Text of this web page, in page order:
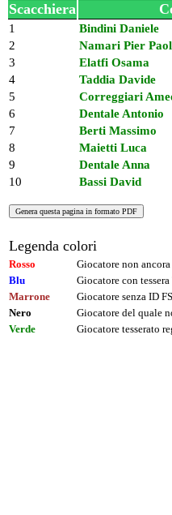
Scacchiera
1 Bindini Daniele
2
Namari Pier
3
Elatfi Osama
4
Taddia Davide
5
Correggiari
6
Dentale Antonio
7
Berti Massimo
8
Maietti Luca
9
Dentale Anna
10
Bassi David
Legenda colori
Rosso
Giocatore non ancora
Blu
Giocatore con
Marrone
Giocatore senza ID
Nero
Giocatore del quale
Verde
Giocatore tesserato